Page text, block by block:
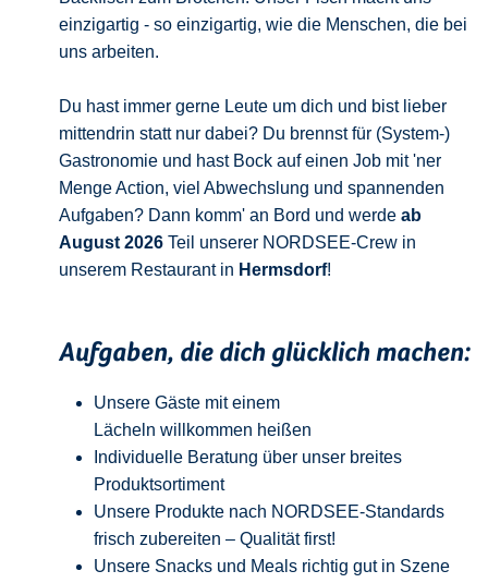
einzigartig - so einzigartig, wie die Menschen, die bei
uns arbeiten.
Du hast immer gerne Leute um dich und bist lieber
mittendrin statt nur dabei? Du brennst für (System-)
Gastronomie und hast Bock auf einen Job mit 'ner
Menge Action, viel Abwechslung und spannenden
Aufgaben? Dann komm' an Bord und werde ab
August 2026 Teil unserer NORDSEE-Crew in
unserem Restaurant in Hermsdorf!
Aufgaben, die dich glücklich machen:
Unsere Gäste mit einem
Lächeln willkommen heißen
Individuelle Beratung über unser breites
Produktsortiment
Unsere Produkte nach NORDSEE-Standards
frisch zubereiten – Qualität first!
Unsere Snacks und Meals richtig gut in Szene